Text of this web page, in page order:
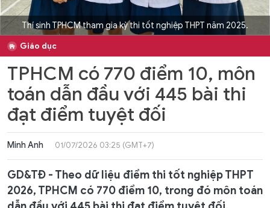
Thí sinh TPHCM tham gia kỳ thi tốt nghiệp THPT năm 2025.
Giáo dục
TPHCM có 770 điểm 10, môn
toán dẫn đầu với 445 bài thi
đạt điểm tuyệt đối
Minh Anh 01/07/2026 03:25 (GMT+7)
GD&TĐ - Theo dữ liệu điểm thi tốt nghiệp THPT
2026, TPHCM có 770 điểm 10, trong đó môn toán